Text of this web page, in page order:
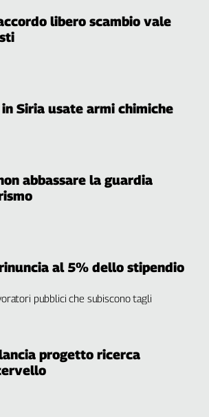
libero scambio vale
in Siria usate armi chimiche
abbassare la guardia
al 5% dello stipendio
pubblici che subiscono tagli
progetto ricerca